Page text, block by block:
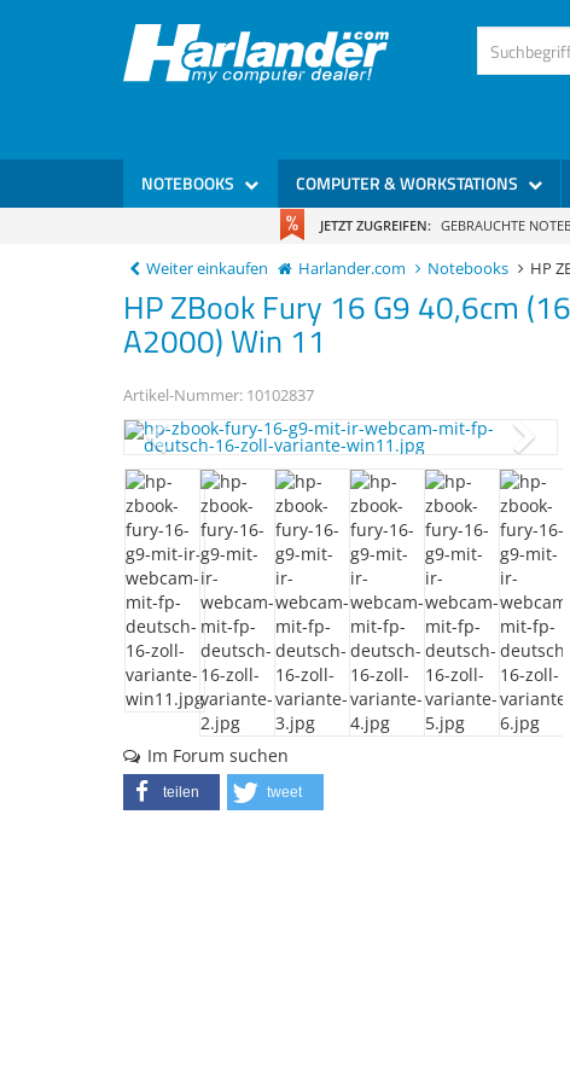
NOTEBOOKS COMPUTER & WORKSTATIONS
JETZT ZUGREIFEN: GEBRAUCHTE
Weiter einkaufen Harlander.com Notebooks HP
HPZBook Fury 16 G9 40,6cm
A2000) Win 11
Artikel-Nummer: 10102837
Im Forum suchen
teilen tweet